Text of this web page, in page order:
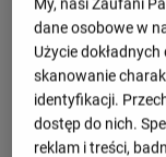
dane osobowe w
Użycie
skanowanie
identyfikacji.
dostęp do nich.